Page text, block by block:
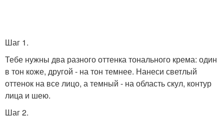
Шаг 1.
Тебе нужны два разного оттенка тонального крема: один
в тон коже, другой - на тон темнее. Нанеси светлый
оттенок на все лицо, а темный - на область скул, контур
лица и шею.
Шаг 2.